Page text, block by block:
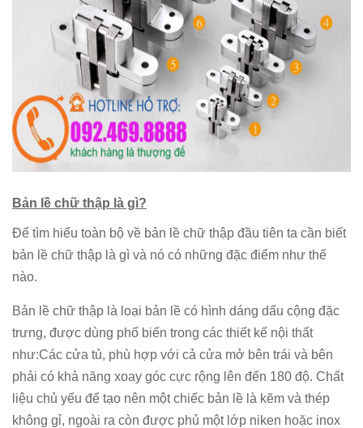
Bản lề chữ thập là gì?
Để tìm hiểu toàn bộ về bản lề chữ thập đầu tiên ta cần biết
bản lề chữ thập là gì và nó có những đặc điểm như thế
nào.
Bản lề chữ thập là loại bản lề có hình dáng dấu cộng đặc
trưng, được dùng phổ biến trong các thiết kế nội thất
như:Các cửa tủ, phù hợp với cả cửa mở bên trái và bên
phải có khả năng xoay góc cực rộng lên đến 180 độ. Chất
liệu chủ yếu để tạo nên một chiếc bản lề là kẽm và thép
không gỉ, ngoài ra còn được phủ một lớp niken hoặc inox